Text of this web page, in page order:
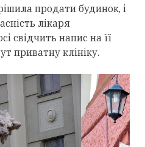
продати будинок, і
лікаря
свідчить напис на її
приватну клініку.